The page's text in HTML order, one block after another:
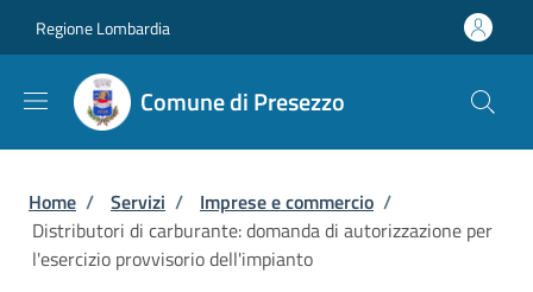
Regione Lombardia
Comune di Presezzo
Briciole di pane
Home / Servizi / Imprese e commercio /
Distributori di carburante: domanda di autorizzazione per
l'esercizio provvisorio dell'impianto